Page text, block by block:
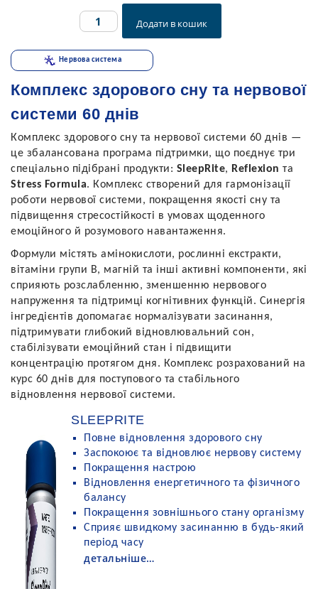
Комплекс
здорового
сну
та
нервової
системи
60
днів
quantity
Додати в кошик
Нервова система
Комплекс здорового сну та нервової
системи 60 днів
Комплекс здорового сну та нервової системи 60 днів —
це збалансована програма підтримки, що поєднує три
спеціально підібрані продукти: SleepRite, Reflexion та
Stress Formula. Комплекс створений для гармонізації
роботи нервової системи, покращення якості сну та
підвищення стресостійкості в умовах щоденного
емоційного й розумового навантаження.
Формули містять амінокислоти, рослинні екстракти,
вітаміни групи B, магній та інші активні компоненти, які
сприяють розслабленню, зменшенню нервового
напруження та підтримці когнітивних функцій. Синергія
інгредієнтів допомагає нормалізувати засинання,
підтримувати глибокий відновлювальний сон,
стабілізувати емоційний стан і підвищити
концентрацію протягом дня. Комплекс розрахований на
курс 60 днів для поступового та стабільного
відновлення нервової системи.
SLEEPRITE
Повне відновлення здорового сну
Заспокоює та відновлює нервову систему
Покращення настрою
Відновлення енергетичного та фізичного
балансу
Покращення зовнішнього стану організму
Сприяє швидкому засинанню в будь-який
період часу
детальніше…